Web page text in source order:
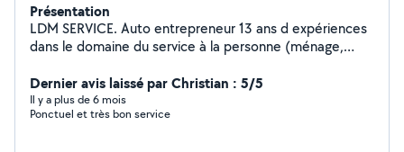
Présentation
LDM SERVICE. Auto entrepreneur 13 ans d expériences
dans le domaine du service à la personne (ménage,
domicile, aide administrative, préparation des repas,
transports...) 25e/heure dont 50% de crédit d'impôt ou
possibilité d'avance immédiate du crédit d'impôt.
Dernier avis laissé par Christian : 5/5
Il y a plus de 6 mois
Ponctuel et très bon service